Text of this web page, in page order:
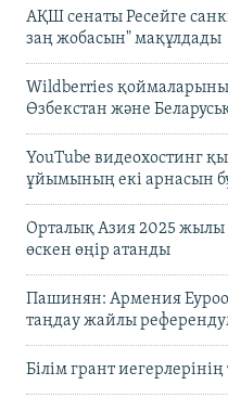
АҚШ сенаты Ресейге
заң жобасын" мақұлдады
Wildberries
Өзбекстан және
YouTube видеохостинг
ұйымының екі арнасын
Орталық Азия 2025
өскен өңір атанды
Пашинян: Армения
таңдау жайлы
Білім грант